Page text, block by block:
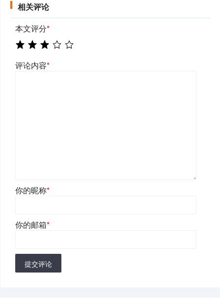
相关评论
本文评分*
评论内容*
你的昵称*
你的邮箱*
提交评论